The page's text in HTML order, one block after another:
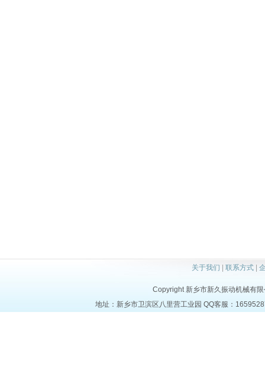
关于我们 | 联系方式|
Copyright 新乡市新久振动机械有
地址：新乡市卫滨区八里营工业园 QQ客服：